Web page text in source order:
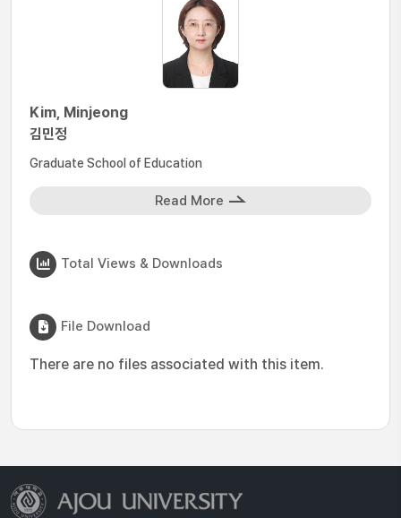
Kim, Minjeong
김민정
Graduate School of Education
Read More
Total Views & Downloads
File Download
There are no files associated with this item.